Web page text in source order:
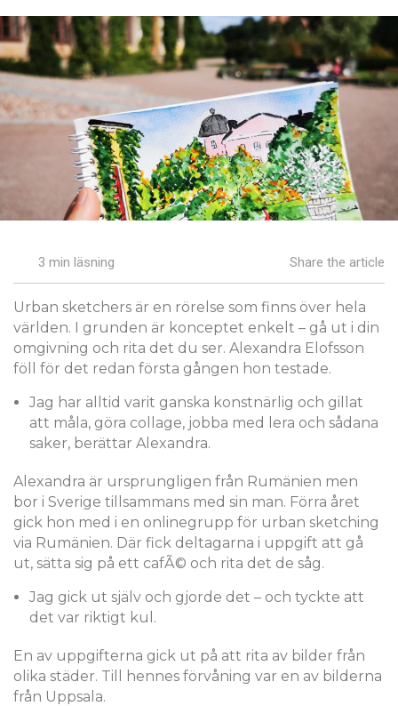
3 min läsning Share the article
Urban sketchers är en rörelse som finns över hela
världen. I grunden är konceptet enkelt – gå ut i din
omgivning och rita det du ser. Alexandra Elofsson
föll för det redan första gången hon testade.
Jag har alltid varit ganska konstnärlig och gillat
att måla, göra collage, jobba med lera och sådana
saker, berättar Alexandra.
Alexandra är ursprungligen från Rumänien men
bor i Sverige tillsammans med sin man. Förra året
gick hon med i en onlinegrupp för urban sketching
via Rumänien. Där fick deltagarna i uppgift att gå
ut, sätta sig på ett cafÃ© och rita det de såg.
Jag gick ut själv och gjorde det – och tyckte att
det var riktigt kul.
En av uppgifterna gick ut på att rita av bilder från
olika städer. Till hennes förvåning var en av bilderna
från Uppsala.